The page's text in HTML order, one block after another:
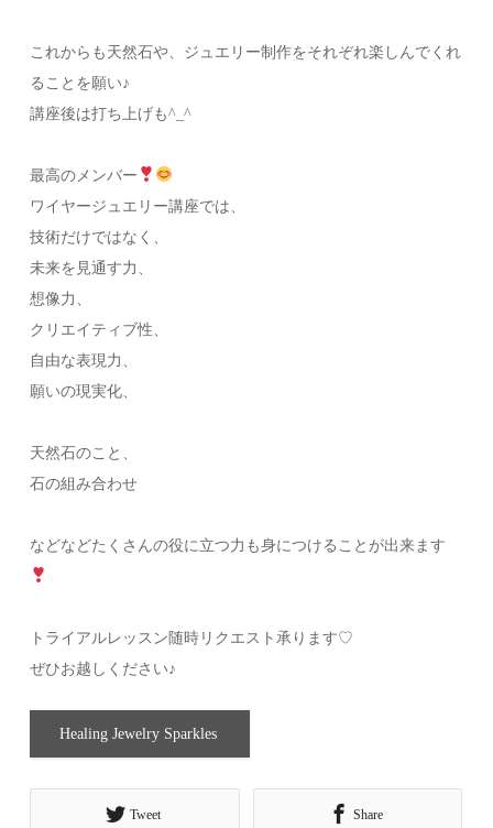
これからも天然石や、ジュエリー制作をそれぞれ楽しんでくれ
ることを願い♪⁡
講座後は打ち上げも^_^⁡
最高のメンバー
ワイヤージュエリー講座では、⁡
技術だけではなく、⁡
未来を見通す力、
想像力、
クリエイティブ性、
自由な表現力、
願いの現実化、
天然石のこと、
石の組み合わせ
などなどたくさんの役に立つ力も身につけることが出来ます
トライアルレッスン随時リクエスト承ります♡
ぜひお越しください♪
Healing Jewelry Sparkles
Tweet Share